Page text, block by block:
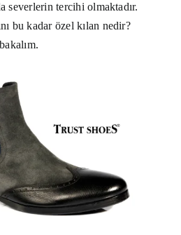
severlerin tercihi olmaktadır.
bu kadar özel kılan nedir?